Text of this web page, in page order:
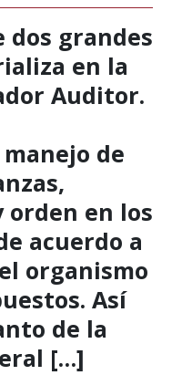
dos grandes
en la
Auditor.
de
orden en los
acuerdo a
organismo
Así
de la
[…]